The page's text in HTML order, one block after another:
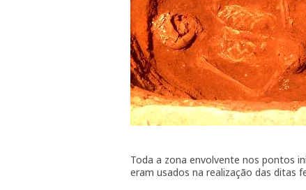
Toda a zona envolvente nos pontos
eram usados na realização das ditas